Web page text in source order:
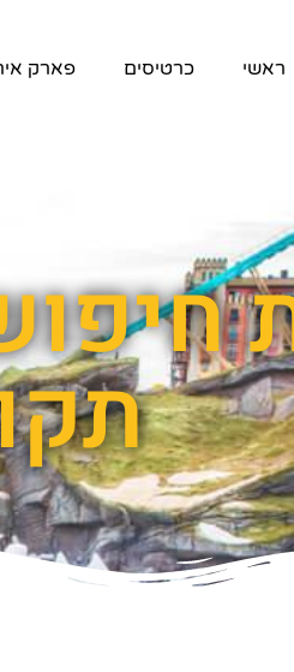
ראשי כרטיסים פארק